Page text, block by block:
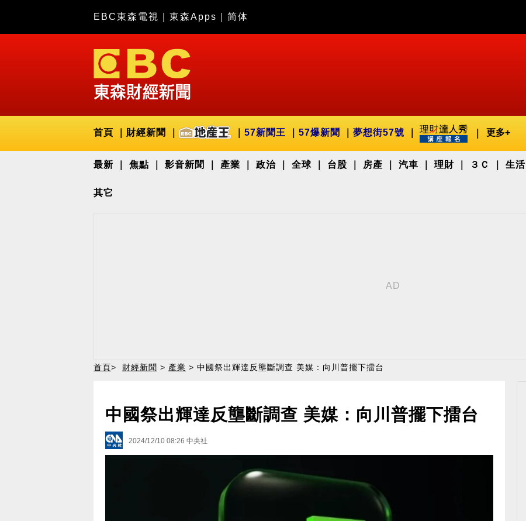
EBC東森電視 東森Apps 简体
首頁 財經新聞 57新聞王 57爆新聞 夢想街57號 更多+
最新 焦點 影音新聞 產業 政治 全球 台股 房產 汽車 理財 ３Ｃ 生活
其它
首頁> 財經新聞 > 產業 > 中國祭出輝達反壟斷調查 美媒：向川普擺下擂台
中國祭出輝達反壟斷調查 美媒：向川普擺下擂台
2024/12/10 08:26 中央社